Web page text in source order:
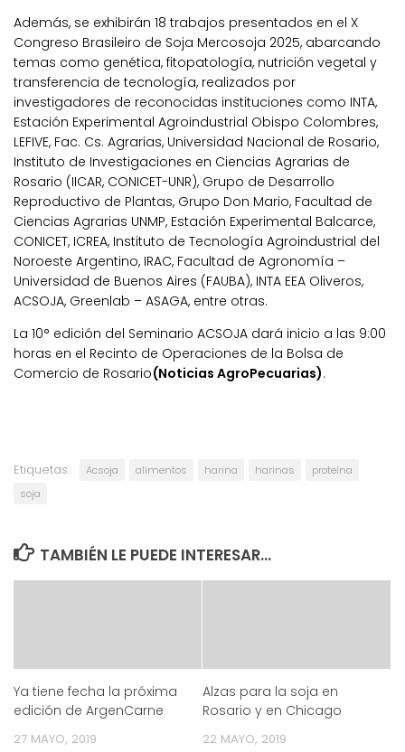
Además, se exhibirán 18 trabajos presentados en el X
Congreso Brasileiro de Soja Mercosoja 2025, abarcando
temas como genética, fitopatología, nutrición vegetal y
transferencia de tecnología, realizados por
investigadores de reconocidas instituciones como INTA,
Estación Experimental Agroindustrial Obispo Colombres,
LEFIVE, Fac. Cs. Agrarias, Universidad Nacional de Rosario,
Instituto de Investigaciones en Ciencias Agrarias de
Rosario (IICAR, CONICET-UNR), Grupo de Desarrollo
Reproductivo de Plantas, Grupo Don Mario, Facultad de
Ciencias Agrarias UNMP, Estación Experimental Balcarce,
CONICET, ICREA, Instituto de Tecnología Agroindustrial del
Noroeste Argentino, IRAC, Facultad de Agronomía –
Universidad de Buenos Aires (FAUBA), INTA EEA Oliveros,
ACSOJA, Greenlab – ASAGA, entre otras.
La 10° edición del Seminario ACSOJA dará inicio a las 9:00
horas en el Recinto de Operaciones de la Bolsa de
Comercio de Rosario(Noticias AgroPecuarias).
Etiquetas: Acsoja alimentos harina harinas
proteína
soja
TAMBIÉN LE PUEDE INTERESAR...
Ya tiene fecha la próxima
edición de ArgenCarne
27 MAYO, 2019
Alzas para la soja en
Rosario y en Chicago
22 MAYO, 2019